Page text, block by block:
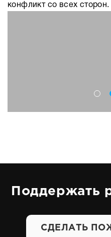
конфликт со всех сторон.
Поддержать
СДЕЛАТЬ